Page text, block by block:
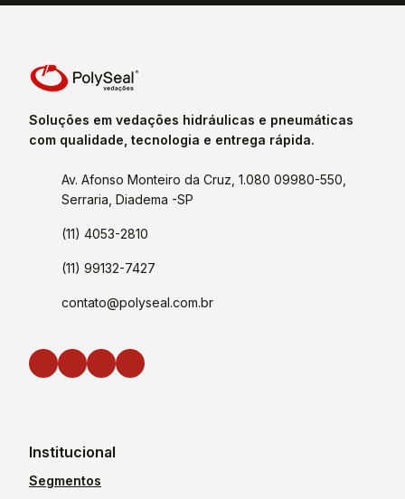
Soluções em vedações hidráulicas e pneumáticas
com qualidade, tecnologia e entrega rápida.
Av. Afonso Monteiro da Cruz, 1.080 09980-550,
Serraria, Diadema -SP
(11) 4053-2810
(11) 99132-7427
contato@polyseal.com.br
Institucional
Segmentos